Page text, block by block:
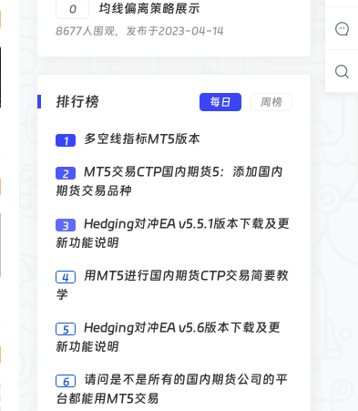
0 均线偏离策略展示
8677人围观，发布于2023-04-14
排行榜 每日 周榜
1 多空线指标MT5版本
2
MT5交易CTP国内期货5：添加国内
期货交易品种
3
Hedging对冲EA v5.5.1版本下载及更
新功能说明
4
用MT5进行国内期货CTP交易简要教
学
5
Hedging对冲EA v5.6版本下载及更
新功能说明
6
请问是不是所有的国内期货公司的平
台都能用MT5交易